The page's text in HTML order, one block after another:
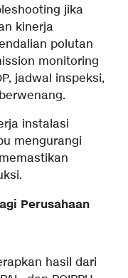
jika
kinerja
polutan
monitoring
jadwal inspeksi,
instalasi
mengurangi
Perusahaan
hasil dari